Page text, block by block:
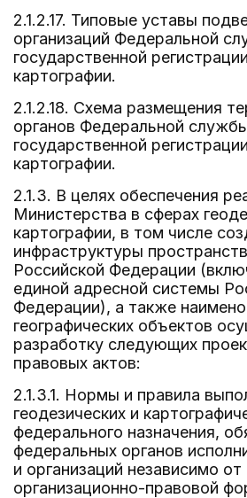
2.1.2.17. Типовые уставы
организаций Федеральной
государственной
картографии.
2.1.2.18. Схема размещения
органов Федеральной
государственной
картографии.
2.1.3. В целях обеспечения
Министерства в сферах
картографии, в том числе
инфраструктуры
Российской Федерации
единой адресной системы
Федерации), а также
географических объектов
разработку следующих
правовых актов:
2.1.3.1. Нормы и правила
геодезических и
федерального назначения,
федеральных органов
и организаций независимо от
организационно-правовой